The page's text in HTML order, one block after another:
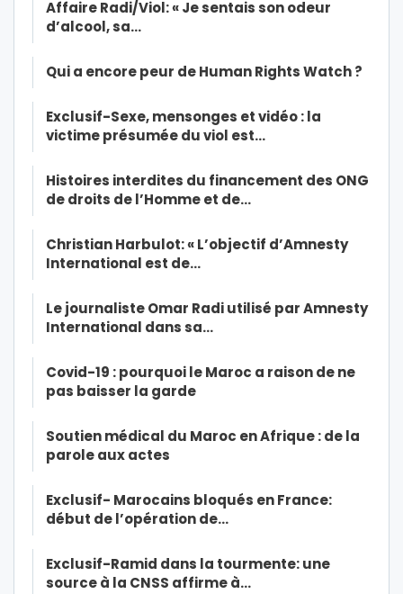
Affaire Radi/Viol: « Je sentais son odeur
d’alcool, sa…
Qui a encore peur de Human Rights Watch ?
Exclusif-Sexe, mensonges et vidéo : la
victime présumée du viol est…
Histoires interdites du financement des ONG
de droits de l’Homme et de…
Christian Harbulot: « L’objectif d’Amnesty
International est de…
Le journaliste Omar Radi utilisé par Amnesty
International dans sa…
Covid-19 : pourquoi le Maroc a raison de ne
pas baisser la garde
Soutien médical du Maroc en Afrique : de la
parole aux actes
Exclusif- Marocains bloqués en France:
début de l’opération de…
Exclusif-Ramid dans la tourmente: une
source à la CNSS affirme à…